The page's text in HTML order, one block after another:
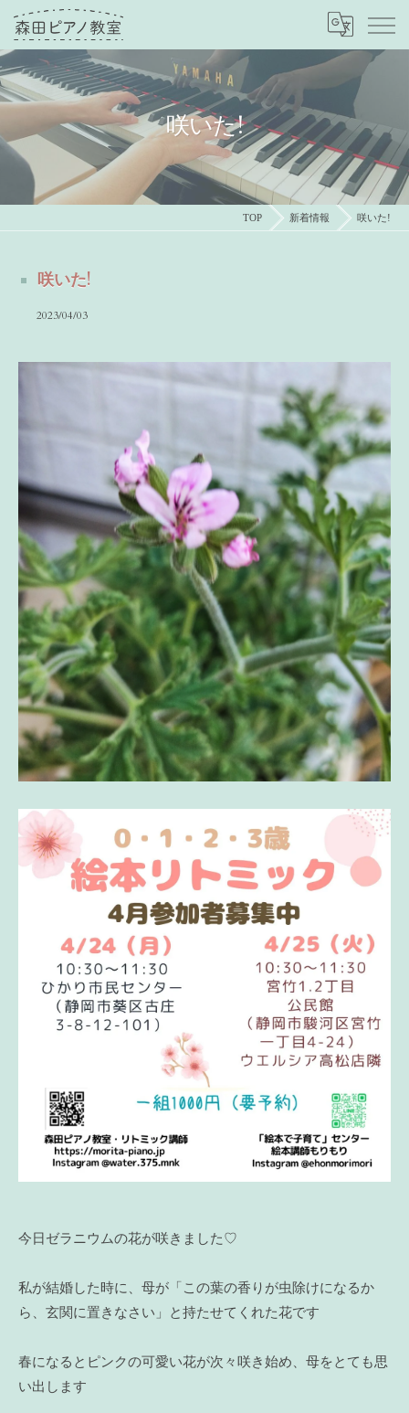
咲いた!
TOP 新着情報 咲いた!
咲いた!
2023/04/03
今日ゼラニウムの花が咲きました♡
私が結婚した時に、母が「この葉の香りが虫除けになるか
ら、玄関に置きなさい」と持たせてくれた花です
春になるとピンクの可愛い花が次々咲き始め、母をとても思
い出します